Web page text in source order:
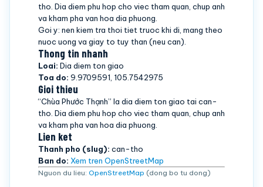
tho. Dia diem phu hop cho viec tham quan, chup anh
va kham pha van hoa dia phuong.
Goi y: nen kiem tra thoi tiet truoc khi di, mang theo
nuoc uong va giay to tuy than (neu can).
Thong tin nhanh
Loai: Dia diem ton giao
Toa do: 9.9709591, 105.7542975
Gioi thieu
“Chùa Phước Thạnh” la dia diem ton giao tai can-
tho. Dia diem phu hop cho viec tham quan, chup anh
va kham pha van hoa dia phuong.
Lien ket
Thanh pho (slug): can-tho
Ban do: Xem tren OpenStreetMap
Nguon du lieu: OpenStreetMap (dong bo tu dong)